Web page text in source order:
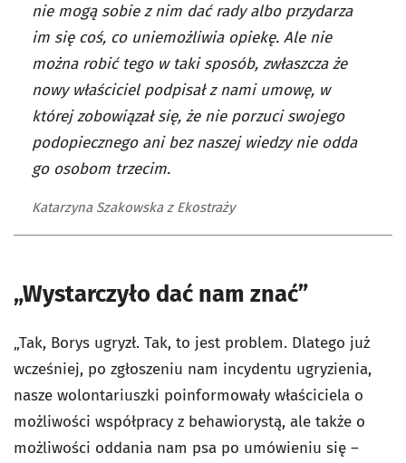
nie mogą sobie z nim dać rady albo przydarza
im się coś, co uniemożliwia opiekę. Ale nie
można robić tego w taki sposób, zwłaszcza że
nowy właściciel podpisał z nami umowę, w
której zobowiązał się, że nie porzuci swojego
podopiecznego ani bez naszej wiedzy nie odda
go osobom trzecim.
Katarzyna Szakowska z Ekostraży
„Wystarczyło dać nam znać”
„Tak, Borys ugryzł. Tak, to jest problem. Dlatego już
wcześniej, po zgłoszeniu nam incydentu ugryzienia,
nasze wolontariuszki poinformowały właściciela o
możliwości współpracy z behawiorystą, ale także o
możliwości oddania nam psa po umówieniu się –